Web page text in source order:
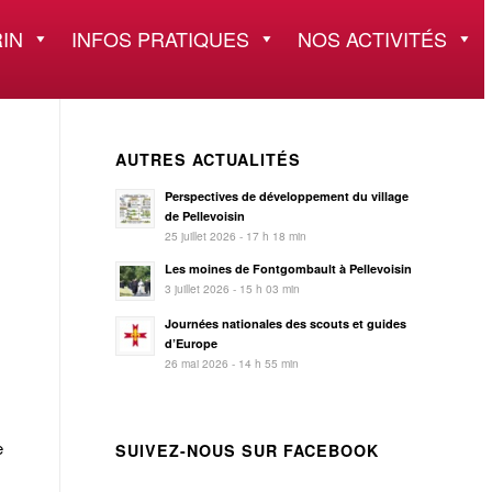
INFOS PRATIQUES NOS ACTIVITÉS
AUTRES ACTUALITÉS
Perspectives de développement du village
de Pellevoisin
25 juillet 2026 - 17 h 18 min
Les moines de Fontgombault à Pellevoisin
3 juillet 2026 - 15 h 03 min
Journées nationales des scouts et guides
d’Europe
26 mai 2026 - 14 h 55 min
SUIVEZ-NOUS SUR FACEBOOK